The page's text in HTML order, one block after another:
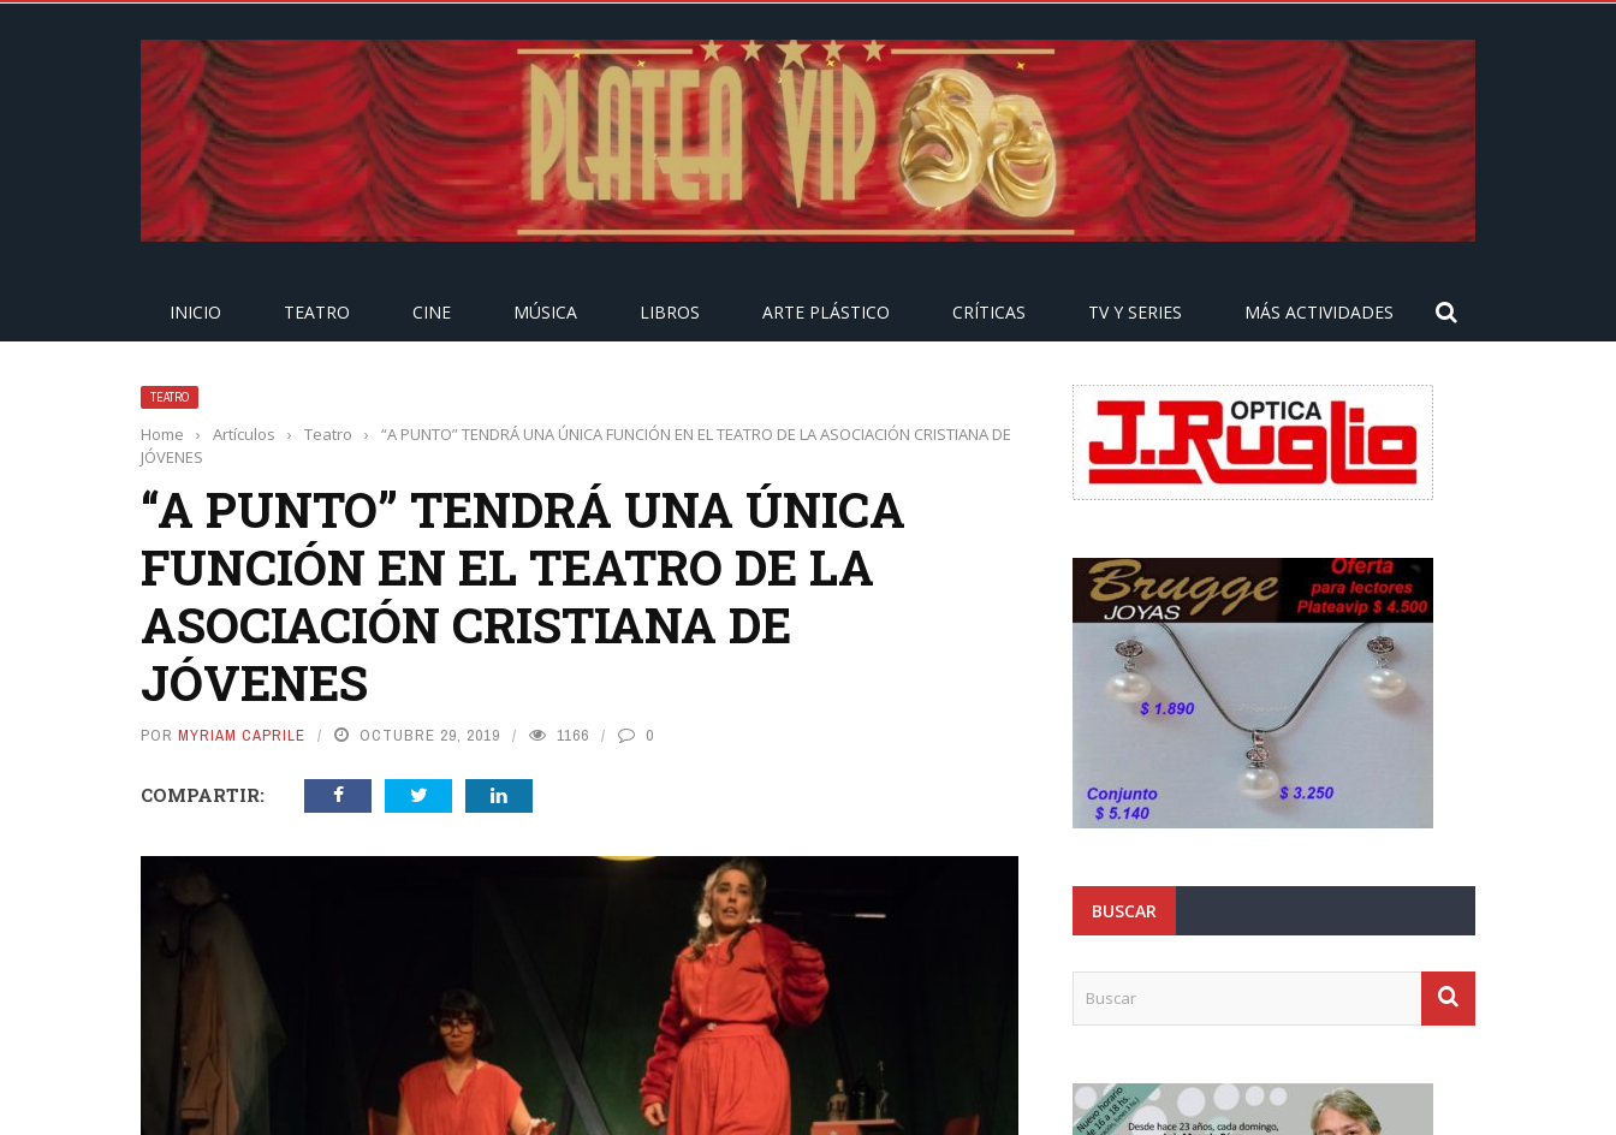
INICIO TEATRO CINE MÚSICA LIBROS ARTE PLÁSTICO CRÍTICAS TV Y SERIES MÁS ACTIVIDADES
TEATRO
Home › Artículos › Teatro ›
“A PUNTO” TENDRÁ UNA ÚNICA FUNCIÓN EN EL TEATRO DE LA ASOCIACIÓN CRISTIANA DE
JÓVENES
“A PUNTO” TENDRÁ UNA ÚNICA
FUNCIÓN EN EL TEATRO DE LA
ASOCIACIÓN CRISTIANA DE
JÓVENES
POR MYRIAM CAPRILE OCTUBRE 29, 2019 1166 0
COMPARTIR:
BUSCAR